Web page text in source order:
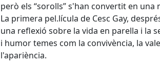
però els “sorolls” s'han convertit en una
La primera pel.lícula de Cesc Gay,
una reflexió sobre la vida en parella i la
i humor temes com la convivència, la
l'apariència.